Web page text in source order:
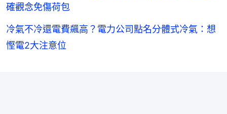
確觀念免傷荷包
冷氣不冷還電費飆高？電力公司點名分體式冷氣：想
慳電2大注意位